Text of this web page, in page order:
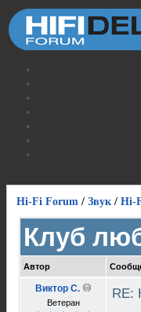
Hi-Fi Forum / Звук / Hi-
Клуб
Автор
Виктор С.
Ветеран
RE: